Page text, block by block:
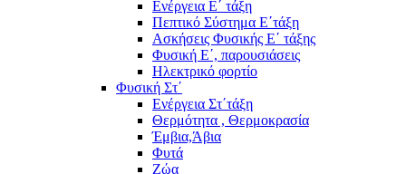
Ενέργεια Ε΄ τάξη
Πεπτικό Σύστημα Ε΄τάξη
Ασκήσεις Φυσικής Ε΄ τάξης
Φυσική Ε΄, παρουσιάσεις
Ηλεκτρικό φορτίο
Φυσική Στ΄
Ενέργεια Στ΄τάξη
Θερμότητα , Θερμοκρασία
Έμβια,Άβια
Φυτά
Ζώα